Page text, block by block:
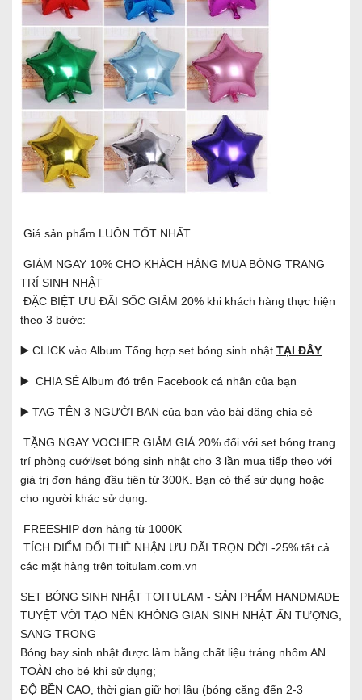
Giá sản phẩm LUÔN TỐT NHẤT
GIẢM NGAY 10% CHO KHÁCH HÀNG MUA BÓNG TRANG
TRÍ SINH NHẬT
ĐẶC BIỆT ƯU ĐÃI SỐC GIẢM 20% khi khách hàng thực hiện
theo 3 bước:
▶️ CLICK vào Album Tổng hợp set bóng sinh nhật TẠI ĐÂY
▶️ CHIA SẺ Album đó trên Facebook cá nhân của bạn
▶️ TAG TÊN 3 NGƯỜI BẠN của bạn vào bài đăng chia sẻ
TẶNG NGAY VOCHER GIẢM GIÁ 20% đối với set bóng trang
trí phòng cưới/set bóng sinh nhật cho 3 lần mua tiếp theo với
giá trị đơn hàng đầu tiên từ 300K. Bạn có thể sử dụng hoặc
cho người khác sử dụng.
FREESHIP đơn hàng từ 1000K
TÍCH ĐIỂM ĐỔI THẺ NHẬN ƯU ĐÃI TRỌN ĐỜI -25% tất cả
các mặt hàng trên toitulam.com.vn
SET BÓNG SINH NHẬT TOITULAM - SẢN PHẨM HANDMADE
TUYỆT VỜI TẠO NÊN KHÔNG GIAN SINH NHẬT ẤN TƯỢNG,
SANG TRỌNG
Bóng bay sinh nhật được làm bằng chất liệu tráng nhôm AN
TOÀN cho bé khi sử dụng;
ĐỘ BỀN CAO, thời gian giữ hơi lâu (bóng căng đến 2-3